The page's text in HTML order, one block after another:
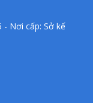
- Nơi cấp: Sở kế